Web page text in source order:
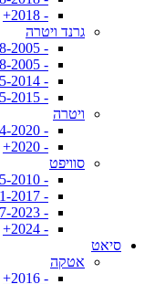
- 2018+
גרנד ויטרה
- 1998-2005 (ארוך)
- 1998-2005 (קצר)
- 2005-2014 (ארוך)
- 2005-2015 (קצר)
ויטרה
- 2014-2020
- 2020+
סוויפט
- 2005-2010
- 2011-2017
- 2017-2023
- 2024+
סיאט
אטקה
- 2016+